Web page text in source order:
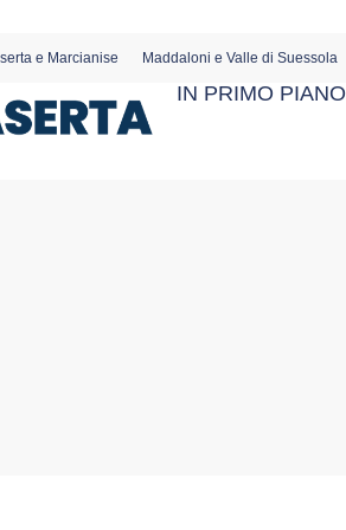
e Marcianise Maddaloni e Valle di Suessola
IN PRIMO PIANO